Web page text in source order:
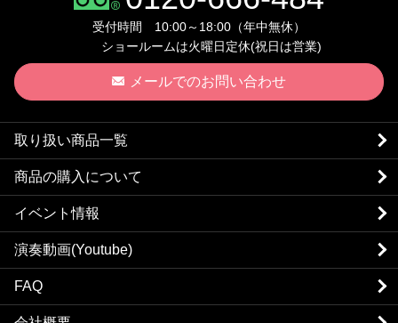
受付時間 10:00～18:00（年中無休）
ショールームは火曜日定休(祝日は営業)
メールでのお問い合わせ
取り扱い商品一覧
商品の購入について
イベント情報
演奏動画(Youtube)
FAQ